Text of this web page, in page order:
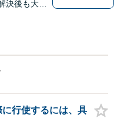
決後も大切
ンライン面
土日の面談
ます。
行使するには、具